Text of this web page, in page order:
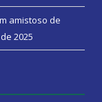
amistoso de
2025